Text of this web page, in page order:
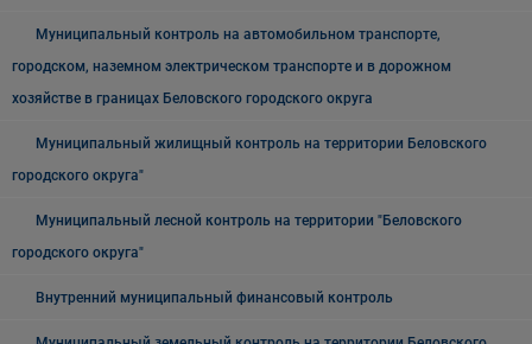
Муниципальный контроль на автомобильном транспорте,
городском, наземном электрическом транспорте и в дорожном
хозяйстве в границах Беловского городского округа
Муниципальный жилищный контроль на территории Беловского
городского округа"
Муниципальный лесной контроль на территории "Беловского
городского округа"
Внутренний муниципальный финансовый контроль